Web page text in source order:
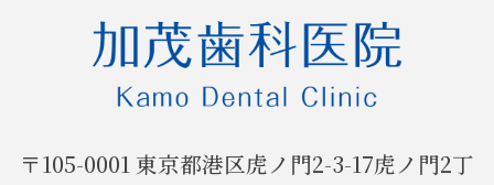
一次救命
食育アドバイザー
〒105-0001 東京都港区虎ノ門2-3-17虎ノ門2丁